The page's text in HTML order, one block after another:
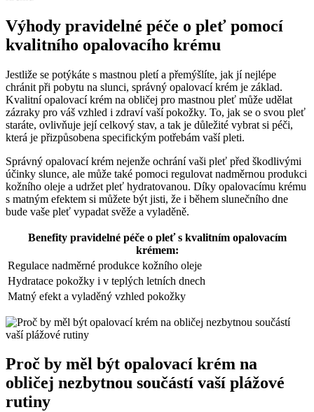
Výhody pravidelné‍ péče o pleť pomocí
kvalitního‍ opalovacího krému
Jestliže se potýkáte s mastnou ‍pletí a⁣ přemýšlíte, jak jí nejlépe
chránit při ⁣pobytu na slunci, správný opalovací krém je základ.‍
Kvalitní ⁣opalovací krém‌ na obličej pro mastnou pleť může udělat
zázraky pro váš vzhled i zdraví vaší pokožky. To, jak ⁣se o svou pleť
staráte, ovlivňuje její celkový stav, a tak je ‍důležité⁣ vybrat si péči,
která je přizpůsobena specifickým potřebám vaší pleti.
Správný ‍opalovací krém ‍nejenže ochrání⁣ vaši pleť před ⁢škodlivými
účinky slunce, ale ‌může⁢ také pomoci regulovat nadměrnou ‍produkci
⁢kožního oleje a udržet pleť hydratovanou.​ Díky⁣ opalovacímu krému
s matným efektem ⁤si můžete‍ být jisti,⁣ že ​i během slunečního ⁢dne
bude⁢ vaše pleť vypadat svěže​ a ​vyladěně.
Benefity ​pravidelné péče o⁣ pleť s‌ kvalitním opalovacím
krémem:
Regulace nadměrné produkce kožního oleje
Hydratace pokožky i v teplých letních dnech
Matný efekt ‍a vyladěný vzhled pokožky
Proč by měl být opalovací krém na
obličej ⁣nezbytnou součástí vaší plážové
rutiny